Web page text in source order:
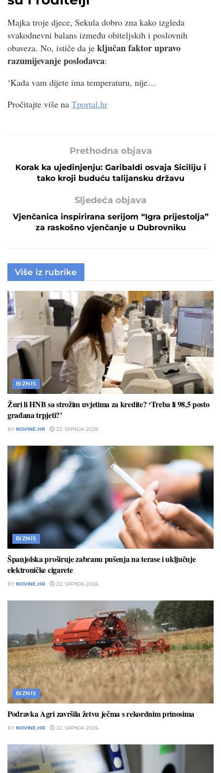
Majka troje djece, Sekula dobro zna kako izgleda
svakodnevni balans između obiteljskih i poslovnih
obaveza. No, ističe da je ključan faktor upravo
razumijevanje poslodavca:
‘Kada vam dijete ima temperaturu, nije…
Pročitajte više na Tportal.hr
Prethodna objava
Korak ka ujedinjenju: Garibaldi osvaja Siciliju i
tako kroji buduću talijansku državu
Sljedeća objava
Vjenčanica inspirirana serijom “Igra prijestolja”
za raskošno vjenčanje u Dubrovniku
Više iz rubrike
BIZNIS
Žuri li HNB sa strožim uvjetima za kredite? ‘Treba li 98,5 posto
građana trpjeti?’
BY NOVINE.HR 22. SRPNJA 2026.
BIZNIS
Španjolska proširuje zabranu pušenja na terase i uključuje
elektroničke cigarete
BY NOVINE.HR 22. SRPNJA 2026.
BIZNIS
Podravka Agri završila žetvu ječma s rekordnim prinosima
BY NOVINE.HR 22. SRPNJA 2026.